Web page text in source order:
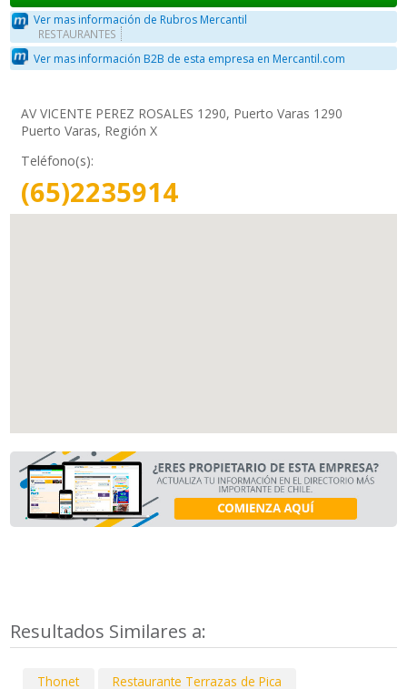
Ver mas información de Rubros Mercantil
RESTAURANTES
Ver mas información B2B de esta empresa en Mercantil.com
AV VICENTE PEREZ ROSALES 1290, Puerto Varas 1290
Puerto Varas, Región X
Teléfono(s):
(65)2235914
Resultados Similares a:
Thonet Restaurante Terrazas de Pica